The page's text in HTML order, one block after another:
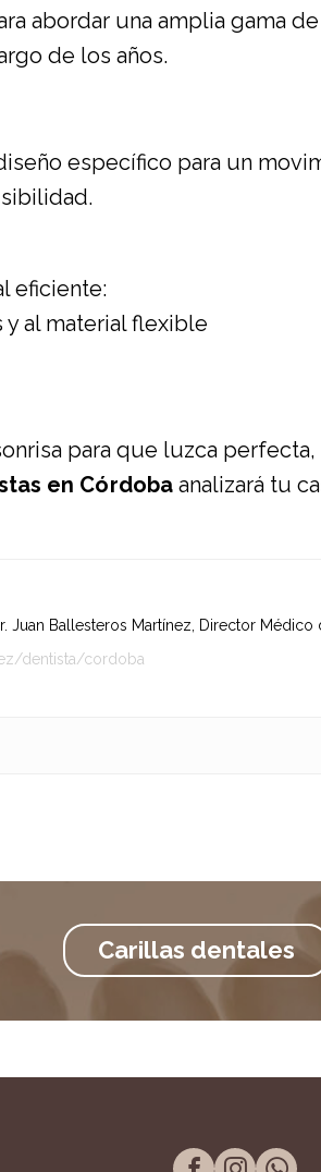
abordar una amplia gama
de los años.
específico para un
eficiente:
al material flexible
para que luzca
en Córdoba analizará tu
Ballesteros Martínez, Director Médico
dentista/cordoba
Carillas dentales